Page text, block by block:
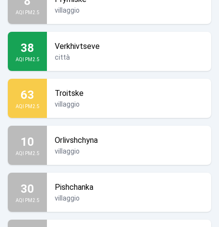
AQI PM2.5 villaggio
38
AQI PM2.5
Verkhivtseve
città
63
AQI PM2.5
Troitske
villaggio
10
AQI PM2.5
Orlivshchyna
villaggio
30
AQI PM2.5
Pishchanka
villaggio